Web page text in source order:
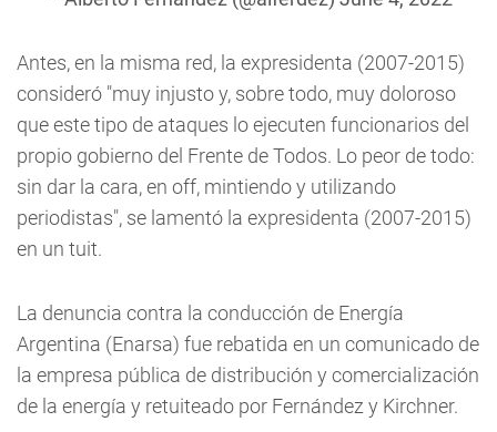
Antes, en la misma red, la expresidenta (2007-2015)
consideró "muy injusto y, sobre todo, muy doloroso
que este tipo de ataques lo ejecuten funcionarios del
propio gobierno del Frente de Todos. Lo peor de todo:
sin dar la cara, en off, mintiendo y utilizando
periodistas", se lamentó la expresidenta (2007-2015)
en un tuit.
La denuncia contra la conducción de Energía
Argentina (Enarsa) fue rebatida en un comunicado de
la empresa pública de distribución y comercialización
de la energía y retuiteado por Fernández y Kirchner.